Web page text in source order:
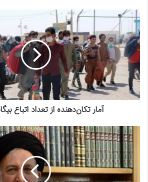
سهامداران شرکت هم‌آوا، کارخانه نوآوری را
مرکز نوآوری ایران و منطقه بنا نهادند که در
مساحتی بالغ بر ۱۸ هزار مترمربع، با
مراحل استقرار، شکل‌دهی و شتاب‌دهی گرفته
بازارهای اولیه در یک محل برای همه فعالان
شد.»
تیم‌ها و شرکت‌های متعددی در حوزه‌های
صنایع دارویی، فناوری ارتباطات و اطلاعات،
گردشگری، معماری و شهرسازی، خودروهای
تولید محتوا و رسانه و… در کارخانه نوآوری
و هستند.
آمار تکان‌دهنده از تعداد اتباع